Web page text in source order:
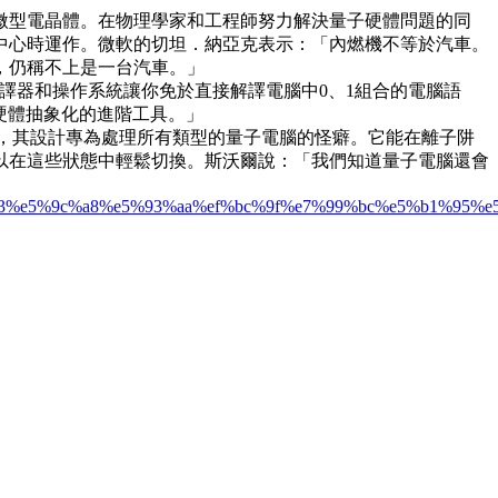
電晶體。在物理學家和工程師努力解決量子硬體問題的同
時運作。微軟的切坦．納亞克表示：「內燃機不等於汽車。
稱不上是一台汽車。」
器和操作系統讓你免於直接解譯電腦中0、1組合的電腦語
抽象化的進階工具。」
其設計專為處理所有類型的量子電腦的怪癖。它能在離子阱
這些狀態中輕鬆切換。斯沃爾說：「我們知道量子電腦還會